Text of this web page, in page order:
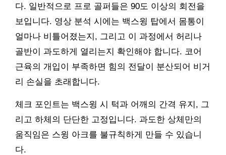
다. 일반적으로 프로 골퍼들은 90도 이상의 회전을
보입니다. 영상 분석 시에는 백스윙 탑에서 몸통이
얼마나 비틀어졌는지, 그리고 이 과정에서 허리나
골반이 과도하게 열리는지 확인해야 합니다. 코어
근육의 개입이 부족하면 힘의 전달이 분산되어 비거
리 손실을 초래합니다.
체크 포인트는 백스윙 시 턱과 어깨의 간격 유지, 그
리고 하체의 단단한 고정입니다. 과도한 상체만의
움직임은 스윙 아크를 불규칙하게 만들 수 있습니
다.